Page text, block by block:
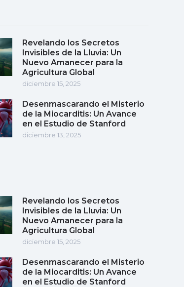
Revelando los Secretos
Invisibles de la Lluvia: Un
Nuevo Amanecer para la
Agricultura Global
diciembre 15, 2025
Desenmascarando el Misterio
de la Miocarditis: Un Avance
en el Estudio de Stanford
diciembre 13, 2025
Revelando los Secretos
Invisibles de la Lluvia: Un
Nuevo Amanecer para la
Agricultura Global
diciembre 15, 2025
Desenmascarando el Misterio
de la Miocarditis: Un Avance
en el Estudio de Stanford